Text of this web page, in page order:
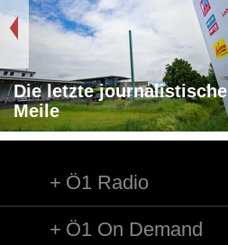
Die letzte journalistische
Meile
Ö1 Radio
Ö1 On Demand